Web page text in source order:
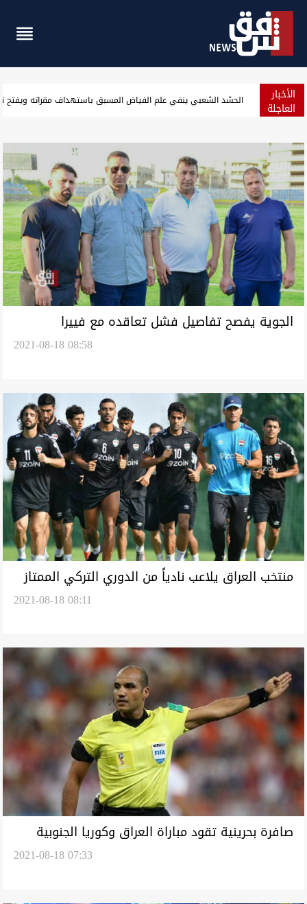
الأخبار
العاجلة محولات "آبار الطبج" تفجر جدلاً في جلولاء.. الأهالي يحتجون بعد
الجوية يفصح تفاصيل فشل تعاقده مع فييرا
2021-08-18 08:58
منتخب العراق يلاعب نادياً من الدوري التركي الممتاز
2021-08-18 08:11
صافرة بحرينية تقود مباراة العراق وكوريا الجنوبية
2021-08-18 07:33